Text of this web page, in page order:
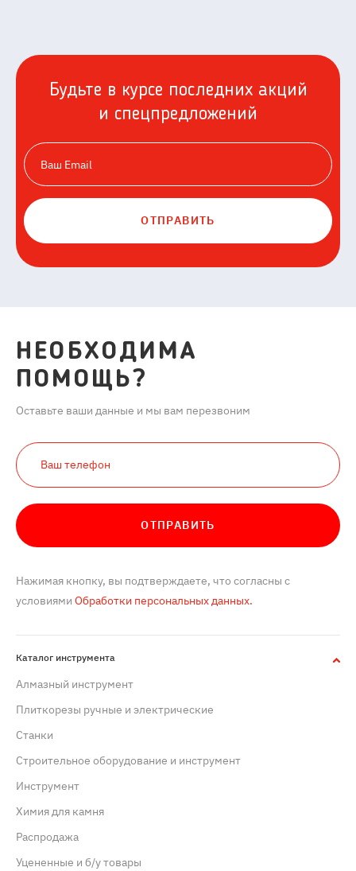
Будьте в курсе последних акций
и спецпредложений
ОТПРАВИТЬ
НЕОБХОДИМА
ПОМОЩЬ?
Оставьте ваши данные и мы вам перезвоним
ОТПРАВИТЬ
Нажимая кнопку, вы подтверждаете, что согласны с
условиями Обработки персональных данных.
Каталог инструмента
Алмазный инструмент
Плиткорезы ручные и электрические
Станки
Строительное оборудование и инструмент
Инструмент
Химия для камня
Распродажа
Уцененные и б/у товары